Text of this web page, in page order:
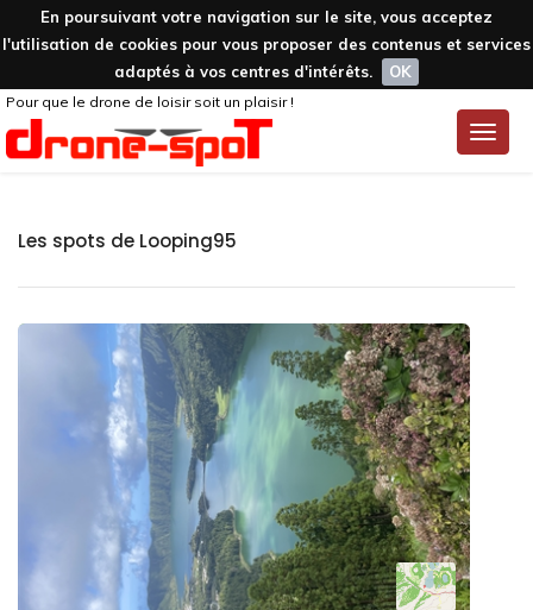
En poursuivant votre navigation sur le site, vous acceptez
l'utilisation de cookies pour vous proposer des contenus et services
adaptés à vos centres d'intérêts.
OK
Toggle
Pour que le drone de loisir soit un plaisir !
Les spots de Looping95